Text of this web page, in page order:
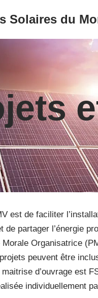
Solaires du
est de faciliter
de partager l’énergie
Morale Organisatrice
peuvent être
d’ouvrage est
individuellement